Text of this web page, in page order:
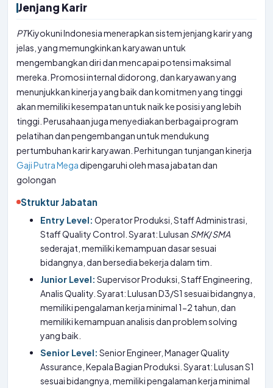
Jenjang Karir
PTKiyokuni Indonesia menerapkan sistem jenjang karir yang
jelas, yang memungkinkan karyawan untuk
mengembangkan diri dan mencapai potensi maksimal
mereka. Promosi internal didorong, dan karyawan yang
menunjukkan kinerja yang baik dan komitmen yang tinggi
akan memiliki kesempatan untuk naik ke posisi yang lebih
tinggi. Perusahaan juga menyediakan berbagai program
pelatihan dan pengembangan untuk mendukung
pertumbuhan karir karyawan. Perhitungan tunjangan kinerja
Gaji Putra Megadipengaruhi oleh masa jabatan dan
golongan
Struktur Jabatan
Entry Level: Operator Produksi, Staff Administrasi,
Staff Quality Control. Syarat: Lulusan SMK/SMA
sederajat, memiliki kemampuan dasar sesuai
bidangnya, dan bersedia bekerja dalam tim.
Junior Level: Supervisor Produksi, Staff Engineering,
Analis Quality. Syarat: Lulusan D3/S1 sesuai bidangnya,
memiliki pengalaman kerja minimal 1-2 tahun, dan
memiliki kemampuan analisis dan problem solving
yang baik.
Senior Level: Senior Engineer, Manager Quality
Assurance, Kepala Bagian Produksi. Syarat: Lulusan S1
sesuai bidangnya, memiliki pengalaman kerja minimal